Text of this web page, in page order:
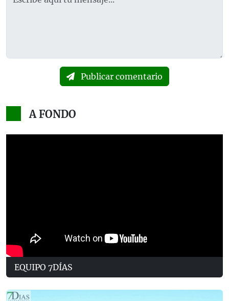
Publicar comentario
A FONDO
EQUIPO 7DÍAS